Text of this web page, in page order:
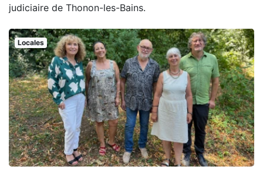
judiciaire de Thonon-les-Bains.
Locales